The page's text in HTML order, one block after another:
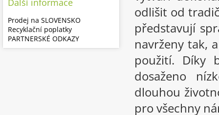
odlišit od
představují
navrženy tak,
použití. Díky
dosaženo
dlouhou
pro všechny
Další informace
Prodej na SLOVENSKO
Recyklační poplatky
PARTNERSKÉ ODKAZY